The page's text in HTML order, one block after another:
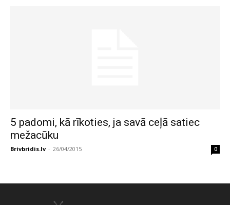
5 padomi, kā rīkoties, ja savā ceļā satiec
mežacūku
Brivbridis.lv - 26/04/2015 0